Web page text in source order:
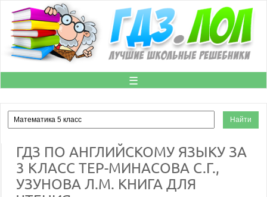
☰
ГДЗ ПО АНГЛИЙСКОМУ ЯЗЫКУ ЗА
3 КЛАСС ТЕР-МИНАСОВА С.Г.,
УЗУНОВА Л.М. КНИГА ДЛЯ